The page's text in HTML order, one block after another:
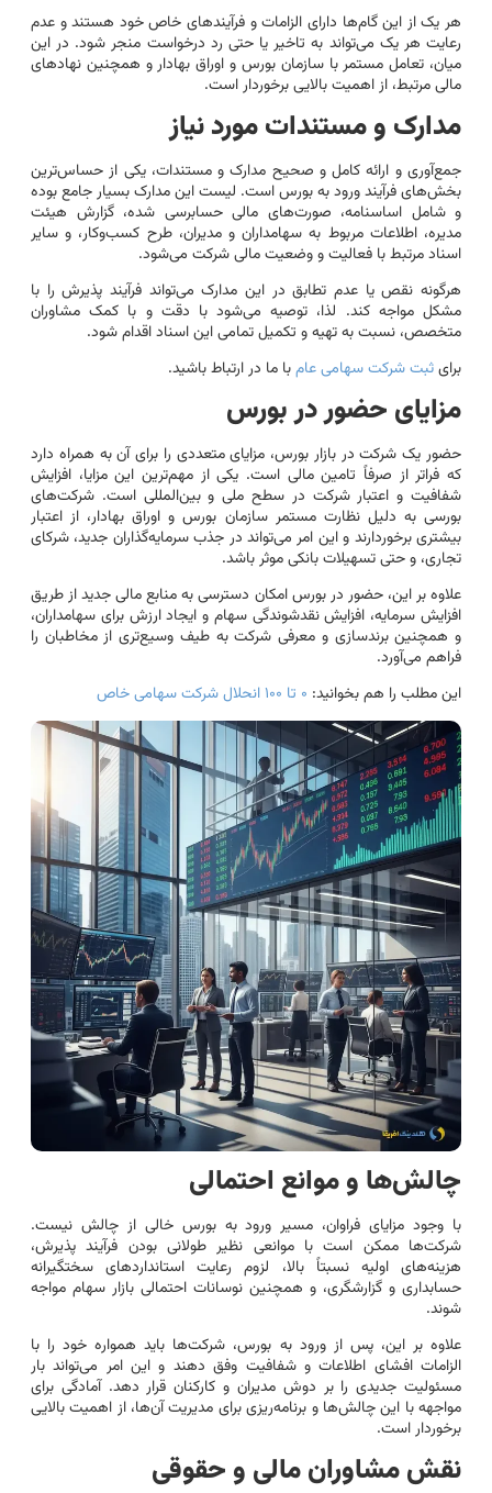
هر یک از این گام‌ها دارای الزامات و فرآیندهای خاص خود هستند و عدم
رعایت هر یک می‌تواند به تاخیر یا حتی رد درخواست منجر شود. در این
میان، تعامل مستمر با سازمان بورس و اوراق بهادار و همچنین نهادهای
مالی مرتبط، از اهمیت بالایی برخوردار است.
مدارک و مستندات مورد نیاز
جمع‌آوری و ارائه کامل و صحیح مدارک و مستندات، یکی از حساس‌ترین
بخش‌های فرآیند ورود به بورس است. لیست این مدارک بسیار جامع بوده
و شامل اساسنامه، صورت‌های مالی حسابرسی شده، گزارش هیئت
مدیره، اطلاعات مربوط به سهامداران و مدیران، طرح کسب‌وکار، و سایر
اسناد مرتبط با فعالیت و وضعیت مالی شرکت می‌شود.
هرگونه نقص یا عدم تطابق در این مدارک می‌تواند فرآیند پذیرش را با
مشکل مواجه کند. لذا، توصیه می‌شود با دقت و با کمک مشاوران
متخصص، نسبت به تهیه و تکمیل تمامی این اسناد اقدام شود.
برایثبت شرکت سهامی عامبا ما در ارتباط باشید.
مزایای حضور در بورس
حضور یک شرکت در بازار بورس، مزایای متعددی را برای آن به همراه دارد
که فراتر از صرفاً تامین مالی است. یکی از مهم‌ترین این مزایا، افزایش
شفافیت و اعتبار شرکت در سطح ملی و بین‌المللی است. شرکت‌های
بورسی به دلیل نظارت مستمر سازمان بورس و اوراق بهادار، از اعتبار
بیشتری برخوردارند و این امر می‌تواند در جذب سرمایه‌گذاران جدید، شرکای
تجاری، و حتی تسهیلات بانکی موثر باشد.
علاوه بر این، حضور در بورس امکان دسترسی به منابع مالی جدید از طریق
افزایش سرمایه، افزایش نقدشوندگی سهام و ایجاد ارزش برای سهامداران،
و همچنین برندسازی و معرفی شرکت به طیف وسیع‌تری از مخاطبان را
فراهم می‌آورد.
این مطلب را هم بخوانید: ۰ تا ۱۰۰ انحلال شرکت سهامی خاص
چالش‌ها و موانع احتمالی
با وجود مزایای فراوان، مسیر ورود به بورس خالی از چالش نیست.
شرکت‌ها ممکن است با موانعی نظیر طولانی بودن فرآیند پذیرش،
هزینه‌های اولیه نسبتاً بالا، لزوم رعایت استانداردهای سختگیرانه
حسابداری و گزارشگری، و همچنین نوسانات احتمالی بازار سهام مواجه
شوند.
علاوه بر این، پس از ورود به بورس، شرکت‌ها باید همواره خود را با
الزامات افشای اطلاعات و شفافیت وفق دهند و این امر می‌تواند بار
مسئولیت جدیدی را بر دوش مدیران و کارکنان قرار دهد. آمادگی برای
مواجهه با این چالش‌ها و برنامه‌ریزی برای مدیریت آن‌ها، از اهمیت بالایی
برخوردار است.
نقش مشاوران مالی و حقوقی